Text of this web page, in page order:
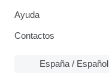
Ayuda
Contactos
España / Español